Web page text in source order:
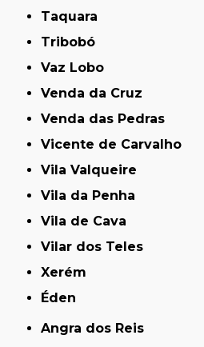
Taquara
Tribobó
Vaz Lobo
Venda da Cruz
Venda das Pedras
Vicente de Carvalho
Vila Valqueire
Vila da Penha
Vila de Cava
Vilar dos Teles
Xerém
Éden
Angra dos Reis